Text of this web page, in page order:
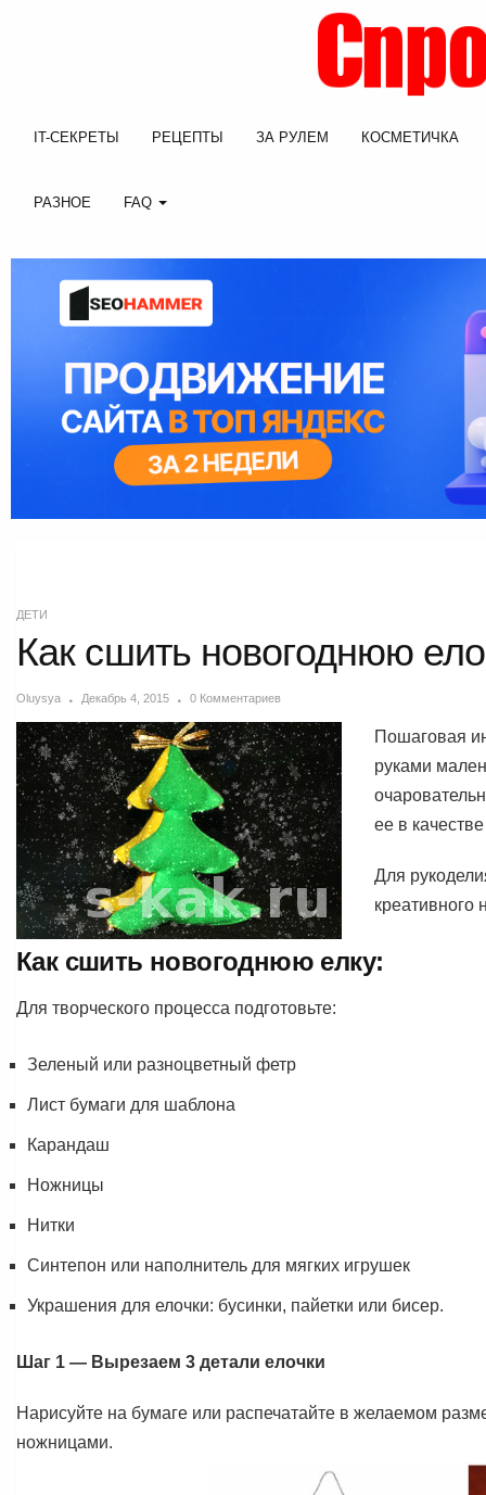
IT-СЕКРЕТЫ РЕЦЕПТЫ ЗА РУЛЕМ КОСМЕТИЧКА
РАЗНОЕ FAQ
ДЕТИ
Как сшить новогоднюю
Oluysya Декабрь 4, 2015 0 Комментариев
Пошаговая
руками
ее в
Для
креативного
Как сшить новогоднюю елку:
Для творческого процесса подготовьте:
Зеленый или разноцветный фетр
Лист бумаги для шаблона
Карандаш
Ножницы
Нитки
Синтепон или наполнитель для мягких игрушек
Украшения для елочки: бусинки, пайетки или бисер.
Шаг 1 — Вырезаем 3 детали елочки
Нарисуйте на бумаге или распечатайте в желаемом
ножницами.